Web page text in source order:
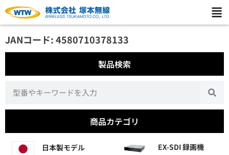
JANコード: 4580710378133
製品検索
商品カテゴリ
日本製モデル EX-SDI 録画機